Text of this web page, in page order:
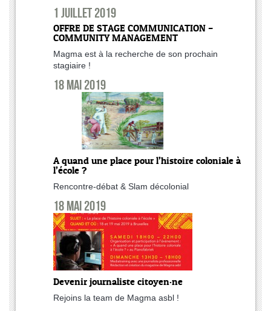
1 juillet 2019
OFFRE DE STAGE COMMUNICATION –
COMMUNITY MANAGEMENT
Magma est à la recherche de son prochain
stagiaire !
18 mai 2019
A quand une place pour l’histoire coloniale à
l’école ?
Rencontre-débat & Slam décolonial
18 mai 2019
Devenir journaliste citoyen·ne
Rejoins la team de Magma asbl !